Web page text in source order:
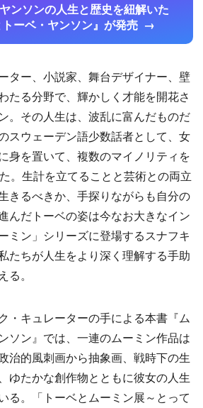
ヤンソンの人生と歴史を紐解いた
トーベ・ヤンソン』が発売
ター、小説家、舞台デザイナー、壁
る分野で、輝かしく才能を開花さ
。その人生は、波乱に富んだものだ
スウェーデン語少数話者として、女
身を置いて、複数のマイノリティを
。生計を立てることと芸術との両立
きるべきか、手探りながらも自分の
んだトーベの姿は今なお大きなイン
ミン」シリーズに登場するスナフキ
たちが人生をより深く理解する手助
。
・キュレーターの手による本書『ム
ソン』では、一連のムーミン作品は
治的風刺画から抽象画、戦時下の生
ゆたかな創作物とともに彼女の人生
る。「トーベとムーミン展～とって